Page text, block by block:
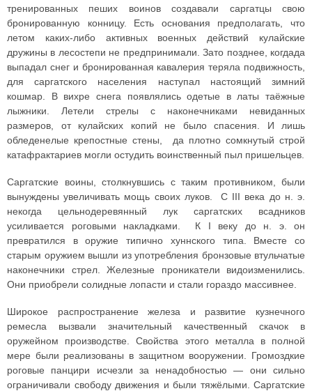
тренированных пеших воинов создавали саргатцы свою
бронированную конницу. Есть основания предполагать, что
летом каких-либо активных военных действий кулайские
дружины в лесостепи не предпринимали. Зато позднее, когдада
выпадал снег и бронированная кавалерия теряла подвижность,
для саргатского населения наступал настоящий зимний
кошмар. В вихре снега появлялись одетые в латы таёжные
лыжники. Летели стрелы с наконечниками невиданных
размеров, от кулайских копий не было спасения. И лишь
обледенелые крепостные стены, да плотно сомкнутый строй
катафрактариев могли остудить воинственный пыл пришельцев.
Саргатские воины, столкнувшись с таким противником, были
вынуждены увеличивать мощь своих луков. С III века до н. э.
некогда цельнодеревянный лук саргатских всадников
усиливается роговыми накладками. К I веку до н. э. он
превратился в оружие типично хуннского типа. Вместе со
старым оружием вышли из употребления бронзовые втульчатые
наконечники стрел. Железные проникатели видоизменились.
Они приобрели солидные лопасти и стали гораздо массивнее.
Широкое распространение железа и развитие кузнечного
ремесла вызвали значительный качественный скачок в
оружейном производстве. Свойства этого металла в полной
мере были реализованы в защитном вооружении. Громоздкие
роговые панцири исчезли за ненадобностью — они сильно
ограничивали свободу движения и были тяжёлыми. Саргатские